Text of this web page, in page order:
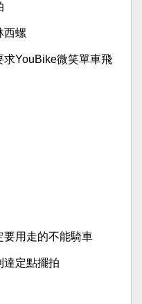
西螺
求YouBike微笑單車飛
要用走的不能騎車
達定點擺拍